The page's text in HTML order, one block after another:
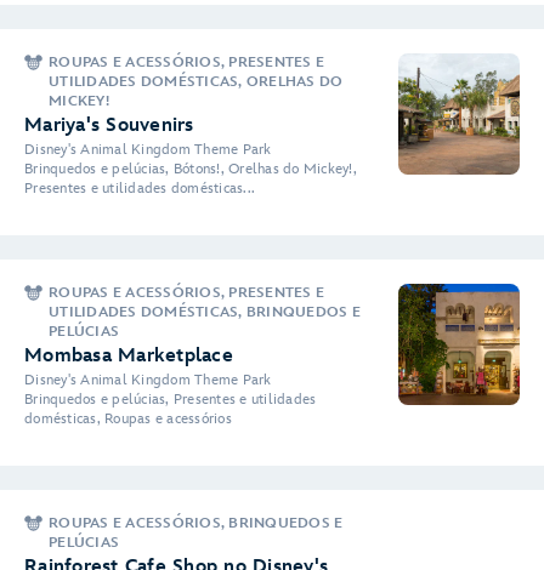
ROUPAS E ACESSÓRIOS, PRESENTES E
UTILIDADES DOMÉSTICAS, ORELHAS DO
MICKEY!
Mariya's Souvenirs
Disney's Animal Kingdom Theme Park
Brinquedos e pelúcias, Bótons!, Orelhas do Mickey!,
Presentes e utilidades domésticas...
ROUPAS E ACESSÓRIOS, PRESENTES E
UTILIDADES DOMÉSTICAS, BRINQUEDOS E
PELÚCIAS
Mombasa Marketplace
Disney's Animal Kingdom Theme Park
Brinquedos e pelúcias, Presentes e utilidades
domésticas, Roupas e acessórios
ROUPAS E ACESSÓRIOS, BRINQUEDOS E
PELÚCIAS